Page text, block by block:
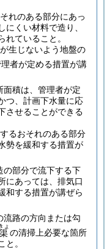
れのある部分にあっ
くい材料で造り、
れていること。
生じないよう地盤の
者が定める措置が講
面積は、管理者が定
つ、計画下水量に応
させることができる
るおそれのある部分
勢を緩和する措置が
の部分で流下する下
にあっては、排気口
和する措置が講ぜら
流路の方向または勾
渠
ょ
の清掃上必要な箇所
と。